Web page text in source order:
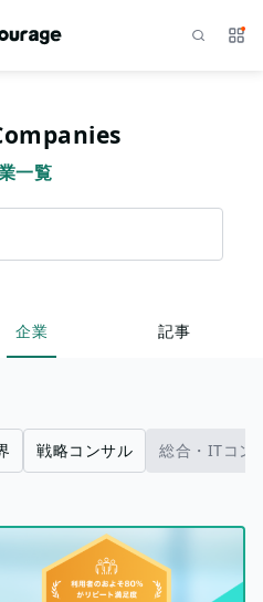
サ
一覧
企業 記事
戦略コンサル 総合・ITコン